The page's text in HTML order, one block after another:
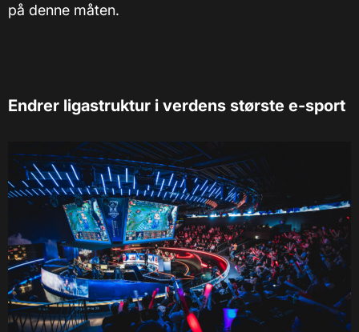
på denne måten.
Endrer ligastruktur i verdens største e-sport